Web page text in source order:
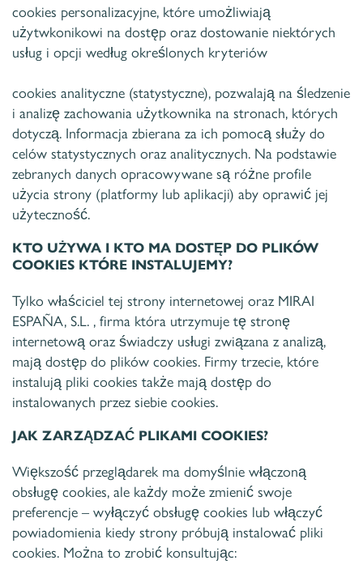
cookies personalizacyjne, które umożliwiają
użytwkonikowi na dostęp oraz dostowanie niektórych
usług i opcji według określonych kryteriów
cookies analityczne (statystyczne), pozwalają na śledzenie
i analizę zachowania użytkownika na stronach, których
dotyczą. Informacja zbierana za ich pomocą służy do
celów statystycznych oraz analitycznych. Na podstawie
zebranych danych opracowywane są różne profile
użycia strony (platformy lub aplikacji) aby oprawić jej
użyteczność.
KTO UŻYWA I KTO MA DOSTĘP DO PLIKÓW
COOKIES KTÓRE INSTALUJEMY?
Tylko właściciel tej strony internetowej oraz MIRAI
ESPAÑA, S.L. , firma która utrzymuje tę stronę
internetową oraz świadczy usługi związana z analizą,
mają dostęp do plików cookies. Firmy trzecie, które
instalują pliki cookies także mają dostęp do
instalowanych przez siebie cookies.
JAK ZARZĄDZAĆ PLIKAMI COOKIES?
Większość przeglądarek ma domyślnie włączoną
obsługę cookies, ale każdy może zmienić swoje
preferencje – wyłączyć obsługę cookies lub włączyć
powiadomienia kiedy strony próbują instalować pliki
cookies. Można to zrobić konsultując: